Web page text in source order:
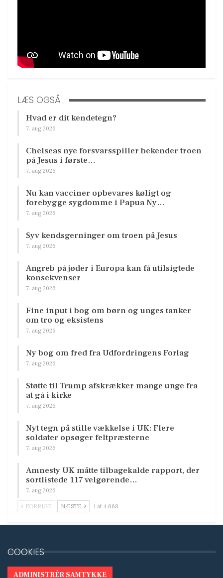
LÆS OGSÅ
Hvad er dit kendetegn?
7. aug 2026
Chelseas nye forsvarsspiller bekender troen
på Jesus i første…
7. aug 2026
Nu kan vacciner opbevares køligt og
forebygge sygdomme i Papua Ny…
7. aug 2026
Syv kendsgerninger om troen på Jesus
7. aug 2026
Angreb på jøder i Europa kan få utilsigtede
konsekvenser
7. aug 2026
Fine input i bog om børn og unges tanker
om tro og eksistens
7. aug 2026
Ny bog om fred fra Udfordringens Forlag
7. aug 2026
Støtte til Trump afskrækker mange unge fra
at gå i kirke
7. aug 2026
Nyt tegn på stille vækkelse i UK: Flere
soldater opsøger feltpræsterne
7. aug 2026
Amnesty UK måtte tilbagekalde rapport, der
sortlistede 117 velgørende…
7. aug 2026
FORRIGE NÆSTE 1 af 4.668
COOKIES
ADMINISTRÉR SAMTYKKE